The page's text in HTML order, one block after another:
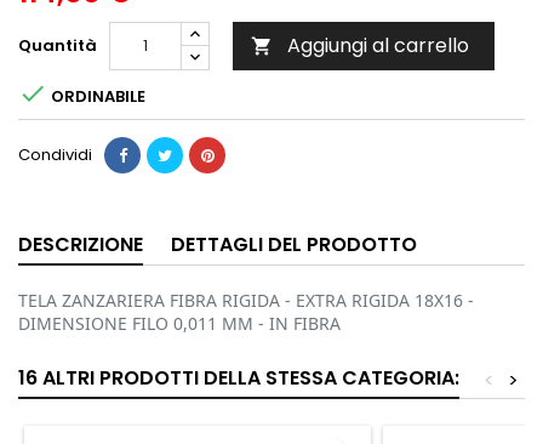
Quantità  Aggiungi al carrello
 ORDINABILE
Condividi
DESCRIZIONE DETTAGLI DEL PRODOTTO
TELA ZANZARIERA FIBRA RIGIDA - EXTRA RIGIDA 18X16 -
DIMENSIONE FILO 0,011 MM - IN FIBRA
16 ALTRI PRODOTTI DELLA STESSA CATEGORIA: >
<